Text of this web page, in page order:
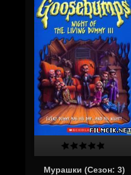
Мурашки (Сезон: 3)